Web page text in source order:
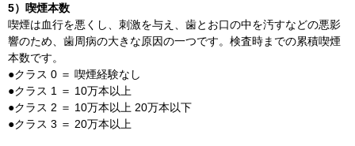
5）喫煙本数
喫煙は血行を悪くし、刺激を与え、歯とお口の中を汚すなどの悪影
響のため、歯周病の大きな原因の一つです。検査時までの累積喫煙
本数です。
●クラス 0 ＝ 喫煙経験なし
●クラス 1 ＝ 10万本以上
●クラス 2 ＝ 10万本以上 20万本以下
●クラス 3 ＝ 20万本以上